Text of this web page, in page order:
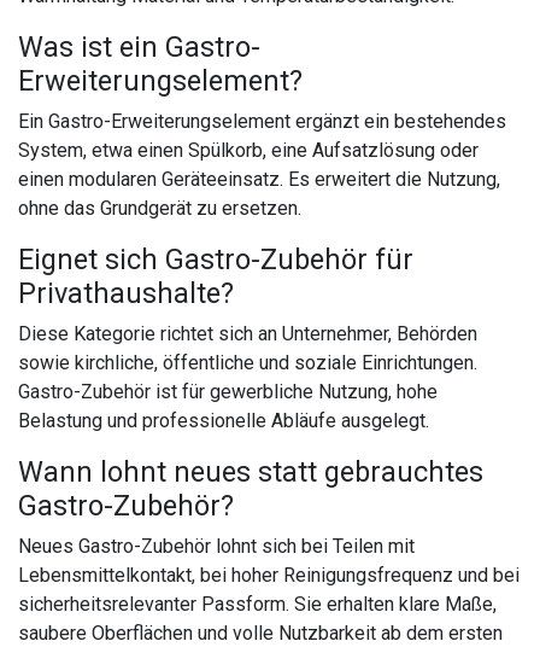
Was ist ein Gastro-
Erweiterungselement?
Ein Gastro-Erweiterungselement ergänzt ein bestehendes
System, etwa einen Spülkorb, eine Aufsatzlösung oder
einen modularen Geräteeinsatz. Es erweitert die Nutzung,
ohne das Grundgerät zu ersetzen.
Eignet sich Gastro-Zubehör für
Privathaushalte?
Diese Kategorie richtet sich an Unternehmer, Behörden
sowie kirchliche, öffentliche und soziale Einrichtungen.
Gastro-Zubehör ist für gewerbliche Nutzung, hohe
Belastung und professionelle Abläufe ausgelegt.
Wann lohnt neues statt gebrauchtes
Gastro-Zubehör?
Neues Gastro-Zubehör lohnt sich bei Teilen mit
Lebensmittelkontakt, bei hoher Reinigungsfrequenz und bei
sicherheitsrelevanter Passform. Sie erhalten klare Maße,
saubere Oberflächen und volle Nutzbarkeit ab dem ersten